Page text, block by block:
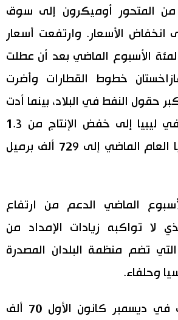
من المتحور أوميكرون إلى سوق
انخفاض الأسعار. وارتفعت أسعار
الأسبوع الماضي بعد أن عطلت
خطوط القطارات وأضرت
حقول النفط في البلاد، بينما أدت
صيانة خط أنابيب في ليبيا إلى خفض الإنتاج من 1.3
مليون برميل يوميا العام الماضي إلى 729 ألف برميل
الماضي الدعم من ارتفاع
لا تواكبه زيادات الإمداد من
تضم منظمة البلدان المصدرة
وحلفاء.
وارتفع إنتاج أوبك في ديسمبر كانون الأول 70 ألف